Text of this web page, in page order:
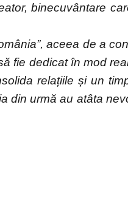
binecuvântare
aceea de a
fie dedicat în mod
relațiile și un
din urmă au atâta